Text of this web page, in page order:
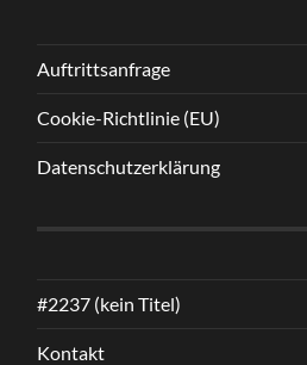
Auftrittsanfrage
Cookie-Richtlinie (EU)
Datenschutzerklärung
#2237 (kein Titel)
Kontakt